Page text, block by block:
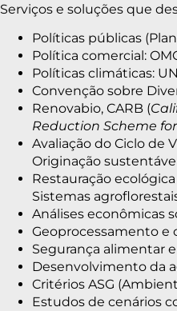
Serviços e soluções que
Políticas públicas
Política comercial:
Políticas climáticas:
Convenção sobre
Renovabio, CARB (
Reduction Scheme
Avaliação do Ciclo de
Originação
Restauração ecológica
Sistemas
Análises econômicas
Geoprocessamento e
Segurança alimentar
Desenvolvimento da
Critérios ASG
Estudos de cenários